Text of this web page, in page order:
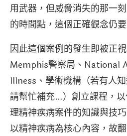
用武器，但威脅消失的那一
的時間點，這個正確觀念仍
因此這個案例的發生即被正
Memphis警察局、National
Illness、學術機構（若有人
請幫忙補充…）創立課程，
理精神疾病案件的知識與技
以精神疾病為核心內容，故